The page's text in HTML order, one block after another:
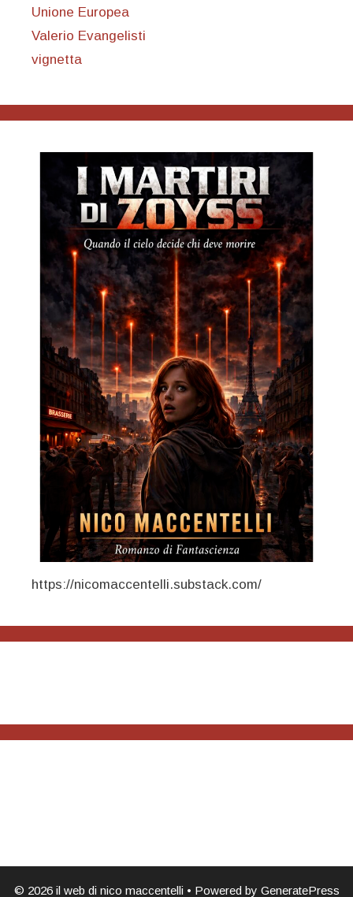
Unione Europea
Valerio Evangelisti
vignetta
https://nicomaccentelli.substack.com/
© 2026 il web di nico maccentelli• Powered by GeneratePress